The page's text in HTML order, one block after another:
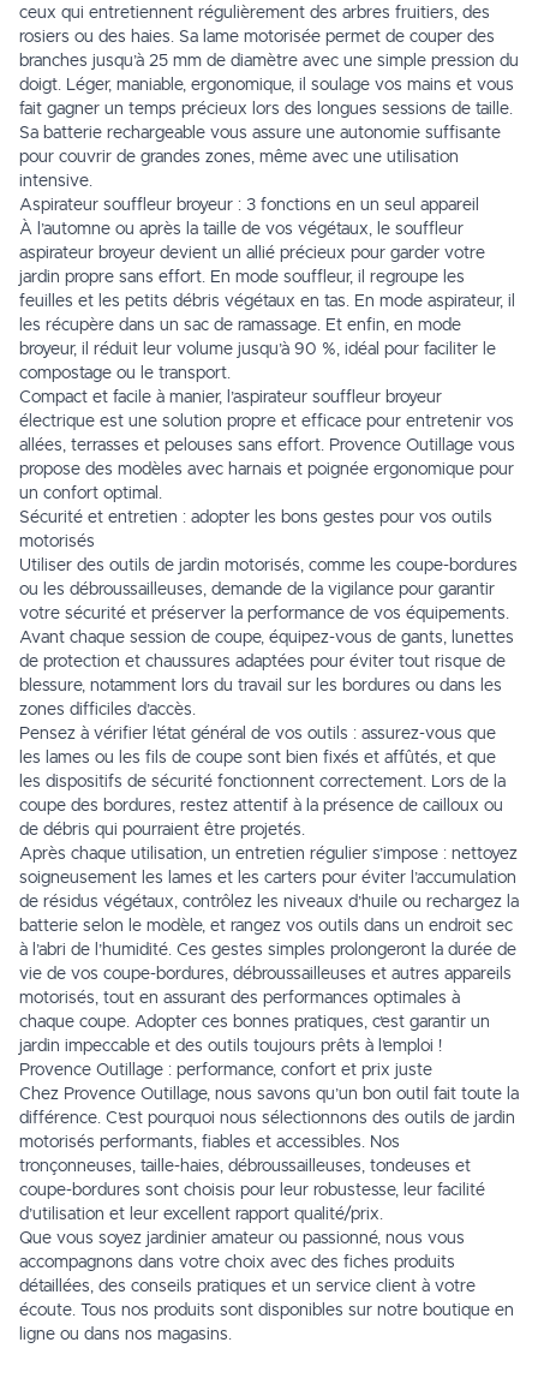
ceux qui entretiennent régulièrement des arbres fruitiers, des
rosiers ou des haies. Sa lame motorisée permet de couper des
branches jusqu’à 25 mm de diamètre avec une simple pression du
doigt. Léger, maniable, ergonomique, il soulage vos mains et vous
fait gagner un temps précieux lors des longues sessions de taille.
Sa batterie rechargeable vous assure une autonomie suffisante
pour couvrir de grandes zones, même avec une utilisation
intensive.
Aspirateur souffleur broyeur : 3 fonctions en un seul appareil
À l’automne ou après la taille de vos végétaux, le souffleur
aspirateur broyeur devient un allié précieux pour garder votre
jardin propre sans effort. En mode souffleur, il regroupe les
feuilles et les petits débris végétaux en tas. En mode aspirateur, il
les récupère dans un sac de ramassage. Et enfin, en mode
broyeur, il réduit leur volume jusqu’à 90 %, idéal pour faciliter le
compostage ou le transport.
Compact et facile à manier, l’aspirateur souffleur broyeur
électrique est une solution propre et efficace pour entretenir vos
allées, terrasses et pelouses sans effort. Provence Outillage vous
propose des modèles avec harnais et poignée ergonomique pour
un confort optimal.
Sécurité et entretien : adopter les bons gestes pour vos outils
motorisés
Utiliser des outils de jardin motorisés, comme les coupe-bordures
ou les débroussailleuses, demande de la vigilance pour garantir
votre sécurité et préserver la performance de vos équipements.
Avant chaque session de coupe, équipez-vous de gants, lunettes
de protection et chaussures adaptées pour éviter tout risque de
blessure, notamment lors du travail sur les bordures ou dans les
zones difficiles d’accès.
Pensez à vérifier l’état général de vos outils : assurez-vous que
les lames ou les fils de coupe sont bien fixés et affûtés, et que
les dispositifs de sécurité fonctionnent correctement. Lors de la
coupe des bordures, restez attentif à la présence de cailloux ou
de débris qui pourraient être projetés.
Après chaque utilisation, un entretien régulier s’impose : nettoyez
soigneusement les lames et les carters pour éviter l’accumulation
de résidus végétaux, contrôlez les niveaux d’huile ou rechargez la
batterie selon le modèle, et rangez vos outils dans un endroit sec
à l’abri de l’humidité. Ces gestes simples prolongeront la durée de
vie de vos coupe-bordures, débroussailleuses et autres appareils
motorisés, tout en assurant des performances optimales à
chaque coupe. Adopter ces bonnes pratiques, c’est garantir un
jardin impeccable et des outils toujours prêts à l’emploi !
Provence Outillage : performance, confort et prix juste
Chez Provence Outillage, nous savons qu’un bon outil fait toute la
différence. C’est pourquoi nous sélectionnons des outils de jardin
motorisés performants, fiables et accessibles. Nos
tronçonneuses, taille-haies, débroussailleuses, tondeuses et
coupe-bordures sont choisis pour leur robustesse, leur facilité
d’utilisation et leur excellent rapport qualité/prix.
Que vous soyez jardinier amateur ou passionné, nous vous
accompagnons dans votre choix avec des fiches produits
détaillées, des conseils pratiques et un service client à votre
écoute. Tous nos produits sont disponibles sur notre boutique en
ligne ou dans nos magasins.